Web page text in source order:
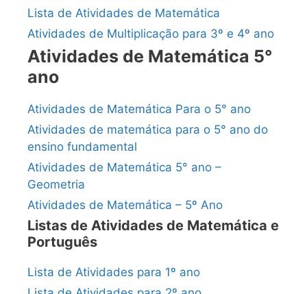
Lista de Atividades de Matemática
Atividades de Multiplicação para 3º e 4º ano
Atividades de Matemática 5°
ano
Atividades de Matemática Para o 5° ano
Atividades de matemática para o 5° ano do
ensino fundamental
Atividades de Matemática 5° ano –
Geometria
Atividades de Matemática – 5º Ano
Listas de Atividades de Matemática e
Português
Lista de Atividades para 1º ano